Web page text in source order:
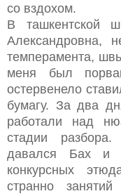
со вздохом.
В ташкентской
Александровна,
темперамента,
меня был
остервенело
бумагу. За два
работали над
стадии
давался Бах и
конкурсных
странно